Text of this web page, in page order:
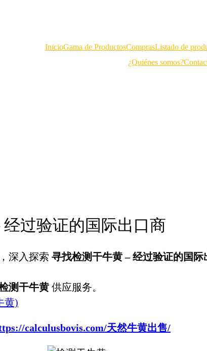
InicioGama de ProductosComprasListado de
¿Quiénes somos?
过验证的国际出口商
，深入探索 寻找检测干牛黄 – 经过验证的国际
测干牛黄 供应服务。
黄)
calculusbovis.com/天然牛黄出售/